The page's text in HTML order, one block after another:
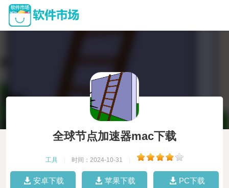
全球节点加速器mac下载
工具 时间：2024-10-31
安卓下载 苹果下载 PC下载